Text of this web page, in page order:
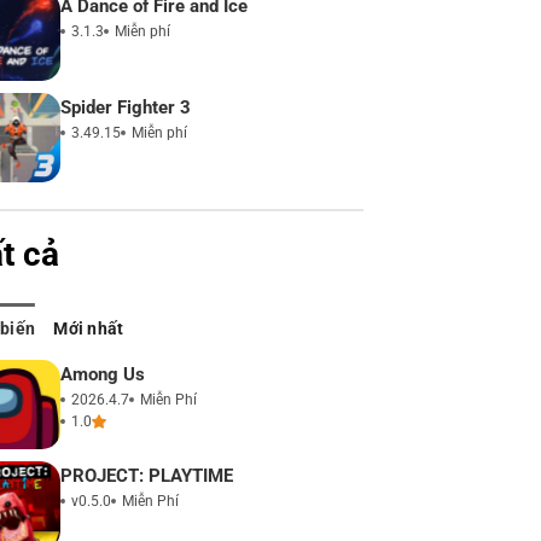
A Dance of Fire and Ice
3.1.3 Miễn phí
Spider Fighter 3
3.49.15 Miễn phí
cả
Mới nhất
Among Us
2026.4.7
Miễn Phí
1.0
PROJECT: PLAYTIME
v0.5.0 Miễn Phí